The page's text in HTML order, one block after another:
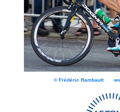
© Frédéric Rambault